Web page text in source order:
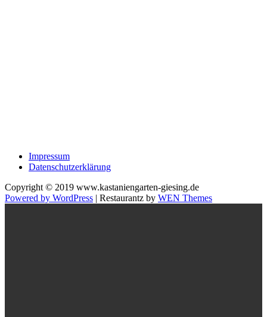
Impressum
Datenschutzerklärung
Copyright © 2019 www.kastaniengarten-giesing.de
Powered by WordPress | Restaurantz by WEN Themes